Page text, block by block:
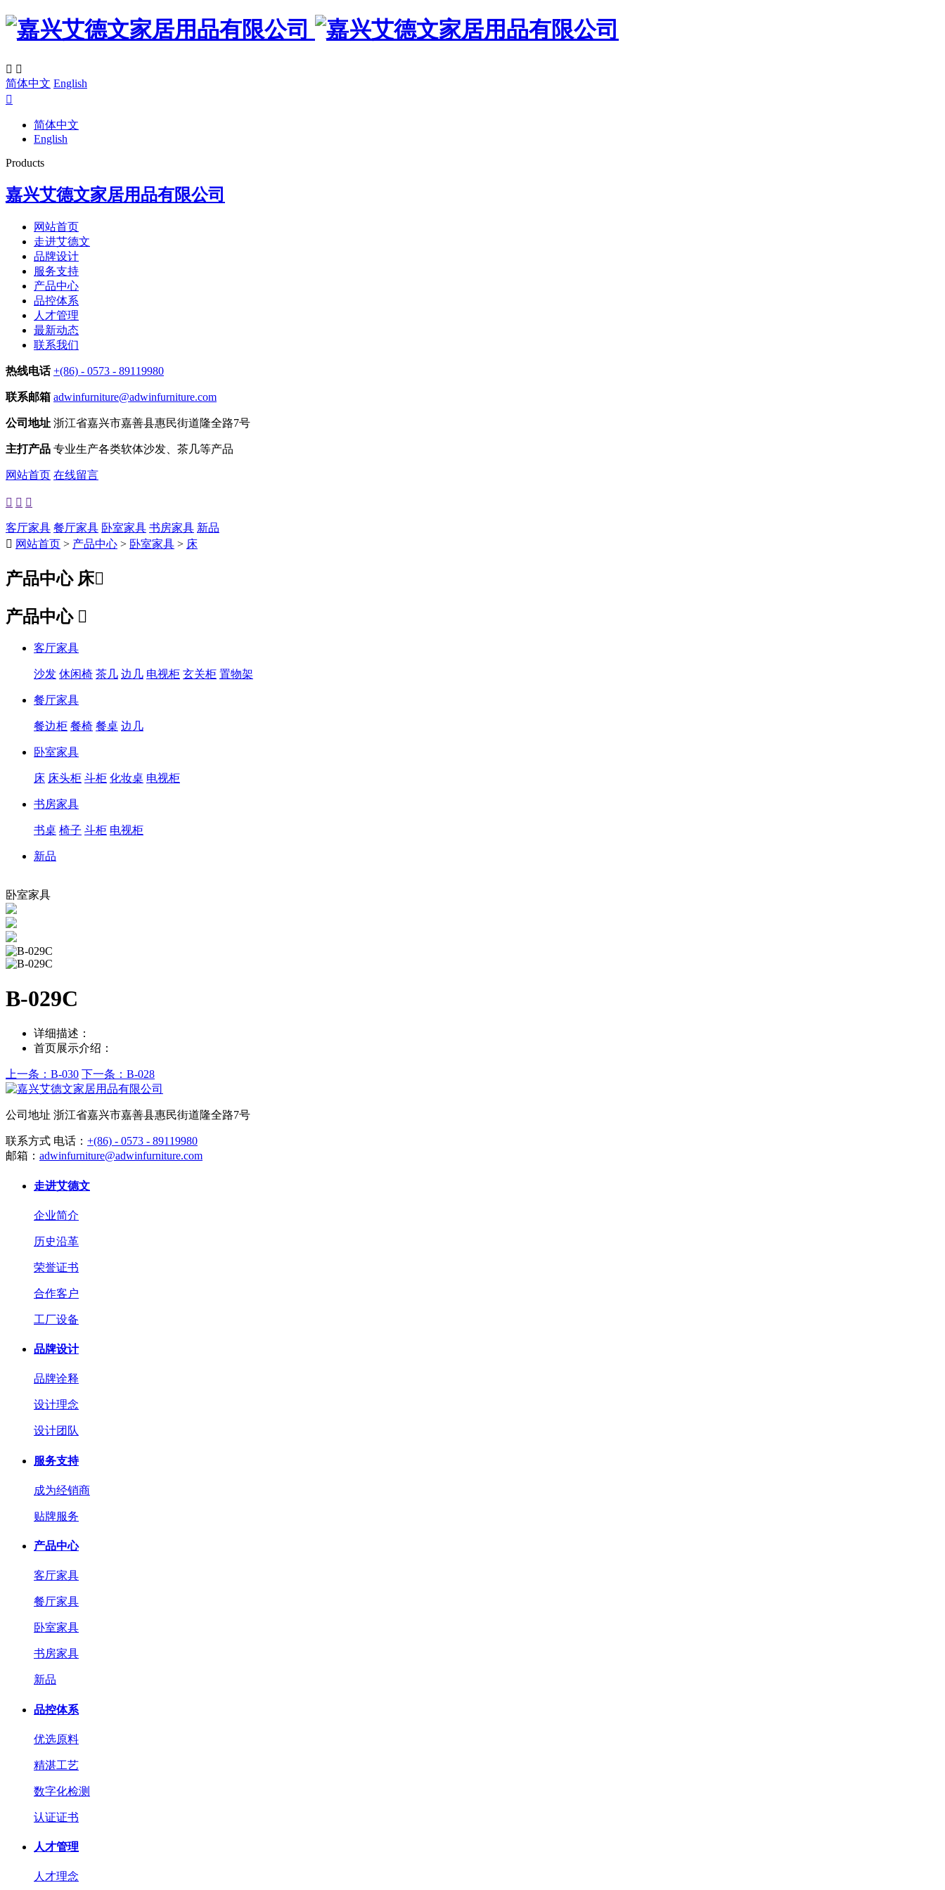
 
简体中文 English

简体中文
English
Products
嘉兴艾德文家居用品有限公司
网站首页
走进艾德文
品牌设计
服务支持
产品中心
品控体系
人才管理
最新动态
联系我们
热线电话 +(86) - 0573 - 89119980
联系邮箱 adwinfurniture@adwinfurniture.com
公司地址 浙江省嘉兴市嘉善县惠民街道隆全路7号
主打产品 专业生产各类软体沙发、茶几等产品
网站首页 在线留言
  
客厅家具 餐厅家具 卧室家具 书房家具 新品
 网站首页 > 产品中心 > 卧室家具 > 床
产品中心 床
产品中心 
客厅家具
沙发 休闲椅 茶几 边几 电视柜 玄关柜 置物架
餐厅家具
餐边柜 餐椅 餐桌 边几
卧室家具
床 床头柜 斗柜 化妆桌 电视柜
书房家具
书桌 椅子 斗柜 电视柜
新品
卧室家具
B-029C
详细描述：
首页展示介绍：
上一条：B-030 下一条：B-028
公司地址 浙江省嘉兴市嘉善县惠民街道隆全路7号
联系方式 电话： +(86) - 0573 - 89119980
邮箱： adwinfurniture@adwinfurniture.com
走进艾德文
企业简介
历史沿革
荣誉证书
合作客户
工厂设备
品牌设计
品牌诠释
设计理念
设计团队
服务支持
成为经销商
贴牌服务
产品中心
客厅家具
餐厅家具
卧室家具
书房家具
新品
品控体系
优选原料
精湛工艺
数字化检测
认证证书
人才管理
人才理念